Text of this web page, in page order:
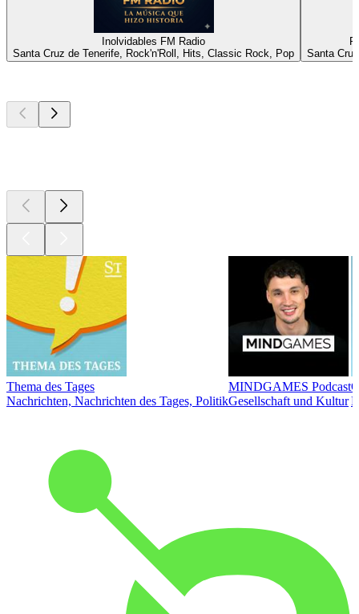
Inolvidables FM Radio
Santa Cruz de Tenerife, Rock'n'Roll, Hits, Classic Rock, Pop
Santa
Thema des Tages
Nachrichten, Nachrichten des Tages, Politik
MINDGAMES Podcast
Gesellschaft und Kultur